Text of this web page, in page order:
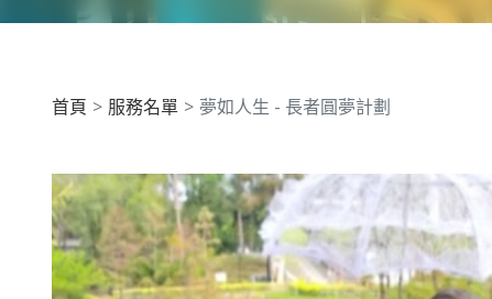
首頁 服務名單 夢如人生 - 長者圓夢計劃